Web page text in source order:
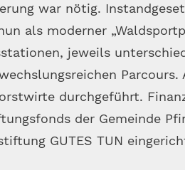
war nötig.
als moderner
jeweils
durchgeführt.
der Gemeinde
GUTES TUN